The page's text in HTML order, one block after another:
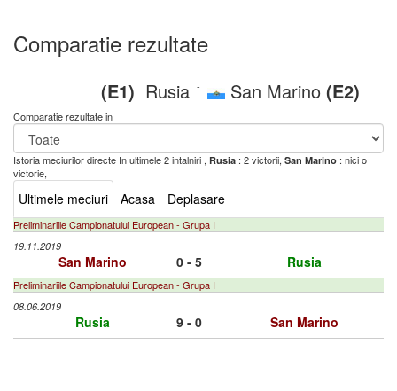
Comparatie rezultate
(E1) Rusia - San Marino (E2)
Comparatie rezultate in
Istoria meciurilor directe In ultimele 2 intalniri , Rusia : 2 victorii, San Marino : nici o
victorie,
Ultimele meciuri Acasa Deplasare
Preliminariile Campionatului European - Grupa I
19.11.2019
San Marino 0 - 5 Rusia
Preliminariile Campionatului European - Grupa I
08.06.2019
Rusia 9 - 0 San Marino